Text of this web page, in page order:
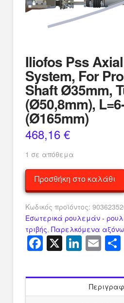
Iliofos Pss
System, For
Shaft Ø35mm,
(Ø50,8mm),
(Ø165mm)
468,16 €
1 σε απόθεμα
Iliofos
Pss
Axial
Sealing
System,
For
Propeller
Shaft
Tube
(Ø50,8mm),
Προσθήκη στο καλάθι
Κωδικός προϊόντος:
Εσωτερικά ρουλεμάν -
τριβής, Παρελκόμενα
Facebook
X